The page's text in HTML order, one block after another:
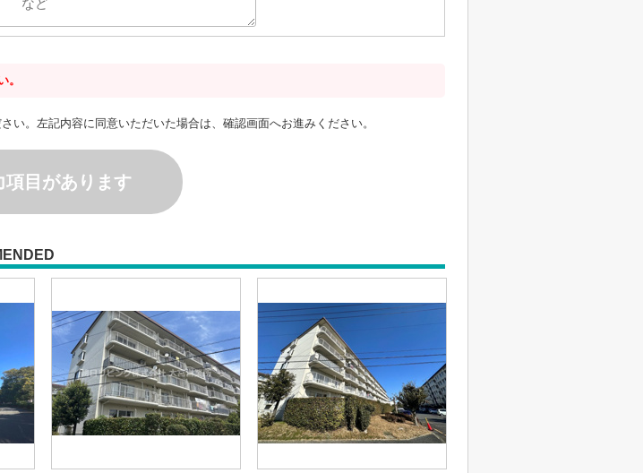
。
い。左記内容に同意いただいた場合は、確認画面へお進みください。
項目があります